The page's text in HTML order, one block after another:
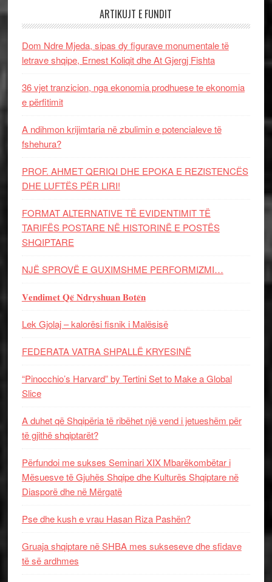
ARTIKUJT E FUNDIT
Dom Ndre Mjeda, sipas dy figurave monumentale të
letrave shqipe, Ernest Koliqit dhe At Gjergj Fishta
36 vjet tranzicion, nga ekonomia prodhuese te ekonomia
e përfitimit
A ndihmon krijimtaria në zbulimin e potencialeve të
fshehura?
PROF. AHMET QERIQI DHE EPOKA E REZISTENCЁS
DHE LUFTЁS PЁR LIRI!
FORMAT ALTERNATIVE TË EVIDENTIMIT TË
TARIFËS POSTARE NË HISTORINË E POSTËS
SHQIPTARE
NJË SPROVË E GUXIMSHME PERFORMIZMI…
𝐕𝐞𝐧𝐝𝐢𝐦𝐞𝐭 𝐐𝐞̈ 𝐍𝐝𝐫𝐲𝐬𝐡𝐮𝐚𝐧 𝐁𝐨𝐭𝐞̈𝐧
Lek Gjolaj – kalorësi fisnik i Malësisë
FEDERATA VATRA SHPALLË KRYESINË
“Pinocchio’s Harvard” by Tertini Set to Make a Global
Slice
A duhet që Shqipëria të ribëhet një vend i jetueshëm për
të gjithë shqiptarët?
Përfundoi me sukses Seminari XIX Mbarëkombëtar i
Mësuesve të Gjuhës Shqipe dhe Kulturës Shqiptare në
Diasporë dhe në Mërgatë
Pse dhe kush e vrau Hasan Riza Pashën?
Gruaja shqiptare në SHBA mes sukseseve dhe sfidave
të së ardhmes